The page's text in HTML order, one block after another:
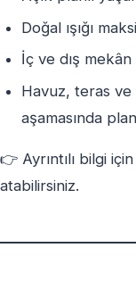
Doğal ışığı
İç ve dış
Havuz, teras ve
aşamasında
👉 Ayrıntılı bilgi için
atabilirsiniz.